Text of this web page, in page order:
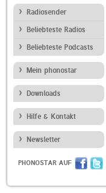
Radiosender
Beliebteste Radios
Beliebteste Podcasts
Mein phonostar
Downloads
Hilfe & Kontakt
Newsletter
PHONOSTAR AUF